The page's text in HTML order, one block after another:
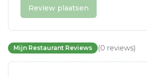
Review plaatsen
Mijn Restaurant Reviews (0 reviews)